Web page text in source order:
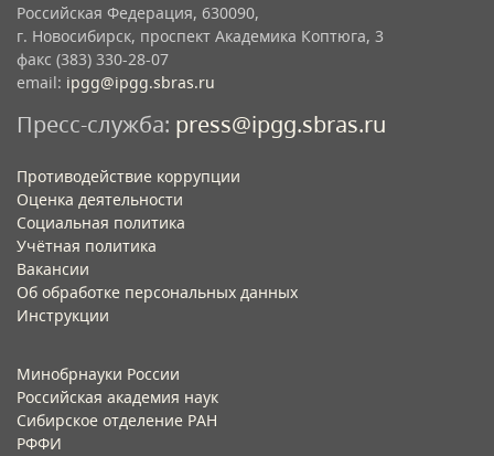
Российская Федерация, 630090,
г. Новосибирск, проспект Академика Коптюга, 3
факс (383) 330-28-07
email: ipgg@ipgg.sbras.ru
Пресс-служба: press@ipgg.sbras.ru
Противодействие коррупции
Оценка деятельности
Социальная политика
Учётная политика​
Вакансии​
Об обработке персональных данных​
Инструкции​
Минобрнауки России
Российская академия наук
Сибирское отделение РАН
РФФИ